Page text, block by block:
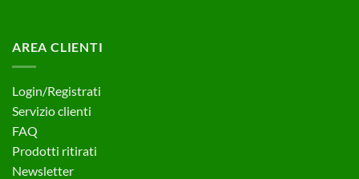
AREA CLIENTI
Login/Registrati
Servizio clienti
FAQ
Prodotti ritirati
Newsletter